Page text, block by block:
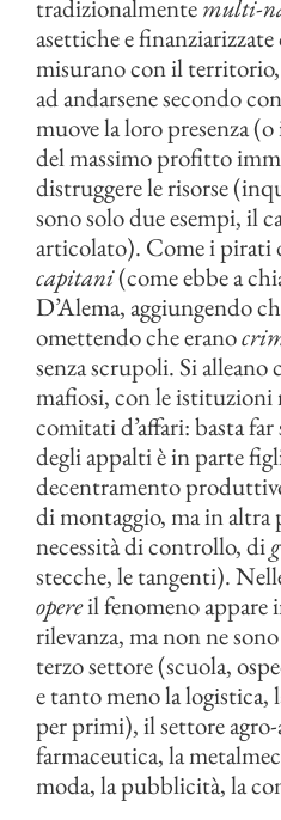
tradizionalmentemulti-
asettiche e
misurano con il
ad andarsene secondo
muove la loro presenza
del massimo profitto
distruggere le risorse
sono solo due esempi, il
articolato). Come i pirati
capitani(come ebbe a
D’Alema, aggiungendo
omettendo che erano
senza scrupoli. Si
mafiosi, con le istituzioni
comitati d’affari: basta
degli appalti è in parte
decentramento
di montaggio, ma in altra
necessità di controllo, di
stecche, le tangenti).
opereil fenomeno appare
rilevanza, ma non ne
terzo settore (scuola,
e tanto meno la logistica,
per primi), il settore
farmaceutica, la
moda, la pubblicità, la